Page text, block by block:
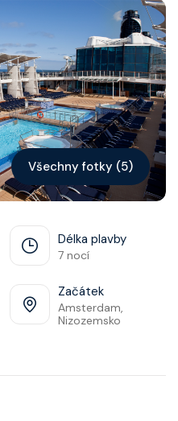
Všechny fotky (5)
Délka plavby
7 nocí
Začátek
Amsterdam,
Nizozemsko